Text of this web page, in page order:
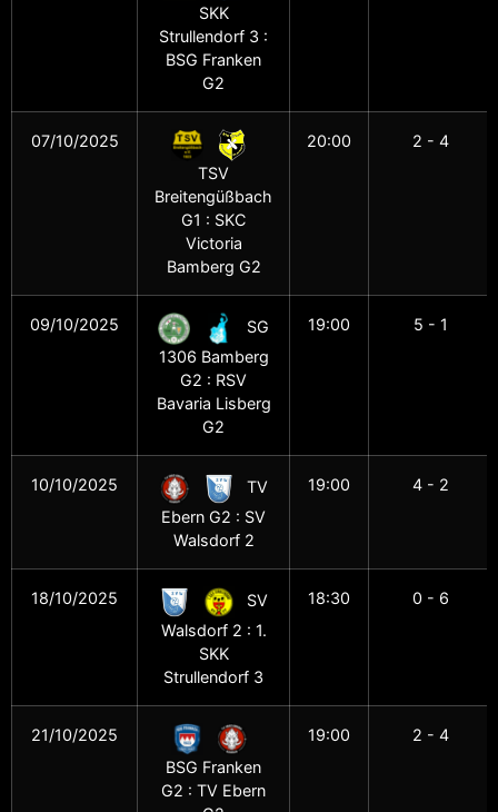
SKK
Strullendorf 3 :
BSG Franken
G2
07/10/2025
TSV
Breitengüßbach
G1 : SKC
Victoria
Bamberg G2
20:00 2 - 4
09/10/2025
SG
1306 Bamberg
G2 : RSV
Bavaria Lisberg
G2
19:00 5 - 1
10/10/2025
TV
Ebern G2 : SV
Walsdorf 2
19:00 4 - 2
18/10/2025
SV
Walsdorf 2 : 1.
SKK
Strullendorf 3
18:30 0 - 6
21/10/2025
BSG Franken
G2 : TV Ebern
19:00 2 - 4